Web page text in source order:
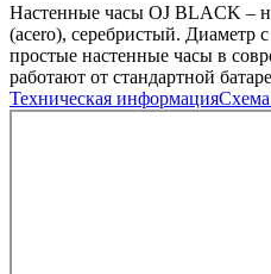
Настенные часы OJ BLACK –
(acero), серебристый. Диаметр
простые настенные часы в
работают от стандартной
Техническая информация